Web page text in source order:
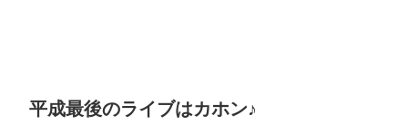
平成最後のライブはカホン♪